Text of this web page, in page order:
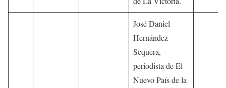
José Daniel
Hernández
Sequera,
periodista de El
Nuevo País de la